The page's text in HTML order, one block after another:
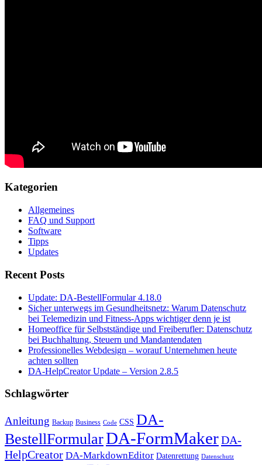
Kategorien
Allgemeines
FAQ und Support
Software
Tipps
Updates
Recent Posts
Update: DA-BestellFormular 4.18.0
Sicher unterwegs im Gesundheitsnetz: Warum Datenschutz
bei Telemedizin und Fitness-Apps wichtiger denn je ist
Homeoffice für Selbstständige und Freiberufler: Datenschutz
bei Buchhaltung, Steuern und Mandantendaten
Professionelles Webdesign – worauf Unternehmen heute
achten sollten
DA-HelpCreator Update – Version 2.8.5
Schlagwörter
Anleitung Backup Business Code CSS DA-
BestellFormularDA-FormMakerDA-
HelpCreator DA-MarkdownEditor Datenrettung Datenschutz